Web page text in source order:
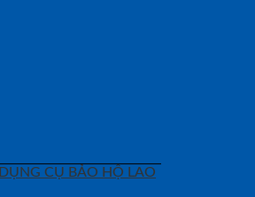
DỤNG CỤ BẢO HỘ LAO